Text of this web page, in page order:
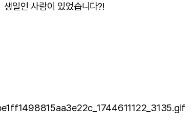
생일인 사람이 있었습니다?!